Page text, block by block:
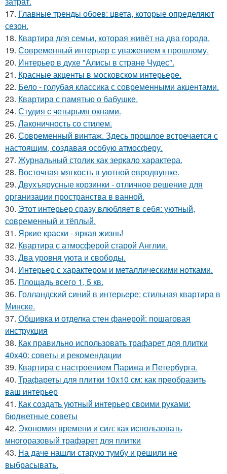
17. Главные тренды обоев: цвета, которые определяют
сезон.
18. Квартира для семьи, которая живёт на два города.
19. Современный интерьер с уважением к прошлому.
20. Интерьер в духе "Алисы в стране Чудес".
21. Красные акценты в московском интерьере.
22. Бело - голубая классика с современными акцентами.
23. Квартира с памятью о бабушке.
24. Студия с четырьмя окнами.
25. Лаконичность со стилем.
26. Современный винтаж. Здесь прошлое встречается с
настоящим, создавая особую атмосферу.
27. Журнальный столик как зеркало характера.
28. Восточная мягкость в уютной евродвушке.
29. Двухъярусные корзинки - отличное решение для
организации пространства в ванной.
30. Этот интерьер сразу влюбляет в себя: уютный,
современный и тёплый.
31. Яркие краски - яркая жизнь!
32. Квартира с атмосферой старой Англии.
33. Два уровня уюта и свободы.
34. Интерьер с характером и металлическими нотками.
35. Площадь всего 1, 5 кв.
36. Голландский синий в интерьере: стильная квартира в
Минске.
37. Обшивка и отделка стен фанерой: пошаговая
инструкция
38. Как правильно использовать трафарет для плитки
40x40: советы и рекомендации
39. Квартира с настроением Парижа и Петербурга.
40. Трафареты для плитки 10х10 см: как преобразить
ваш интерьер
41. Как создать уютный интерьер своими руками:
бюджетные советы
42. Экономия времени и сил: как использовать
многоразовый трафарет для плитки
43. На даче нашли старую тумбу и решили не
выбрасывать.